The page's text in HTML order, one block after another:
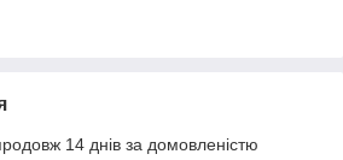
14 днів за домовленістю